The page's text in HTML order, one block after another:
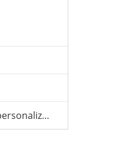
Alambres y cables personalizados